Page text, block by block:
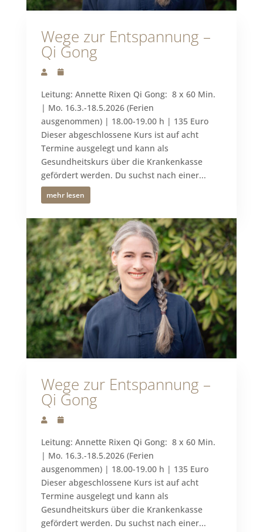
Wege zur Entspannung –
Qi Gong
Leitung: Annette Rixen Qi Gong: 8 x 60 Min.
| Mo. 16.3.-18.5.2026 (Ferien
ausgenommen) | 18.00-19.00 h | 135 Euro
Dieser abgeschlossene Kurs ist auf acht
Termine ausgelegt und kann als
Gesundheitskurs über die Krankenkasse
gefördert werden. Du suchst nach einer...
mehr lesen
Wege zur Entspannung –
Qi Gong
Leitung: Annette Rixen Qi Gong: 8 x 60 Min.
| Mo. 16.3.-18.5.2026 (Ferien
ausgenommen) | 18.00-19.00 h | 135 Euro
Dieser abgeschlossene Kurs ist auf acht
Termine ausgelegt und kann als
Gesundheitskurs über die Krankenkasse
gefördert werden. Du suchst nach einer...